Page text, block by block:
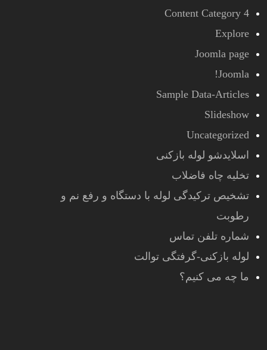
Content Category 4
Explore
Joomla page
Joomla!
Sample Data-Articles
Slideshow
Uncategorized
اسلایدشو لوله بازکنی
تخلیه چاه فاضلاب
تشخیص ترکیدگی لوله با دستگاه و رفع نم و
رطوبت
شماره تلفن تماس
لوله بازکنی-گرفتگی توالت
ما چه می کنیم؟